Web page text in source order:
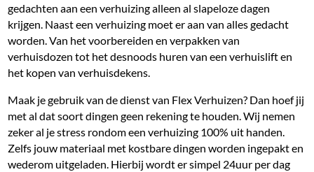
gedachten aan een verhuizing alleen al slapeloze dagen
krijgen. Naast een verhuizing moet er aan van alles gedacht
worden. Van het voorbereiden en verpakken van
verhuisdozen tot het desnoods huren van een verhuislift en
het kopen van verhuisdekens.
Maak je gebruik van de dienst van Flex Verhuizen? Dan hoef jij
met al dat soort dingen geen rekening te houden. Wij nemen
zeker al je stress rondom een verhuizing 100% uit handen.
Zelfs jouw materiaal met kostbare dingen worden ingepakt en
wederom uitgeladen. Hierbij wordt er simpel 24uur per dag